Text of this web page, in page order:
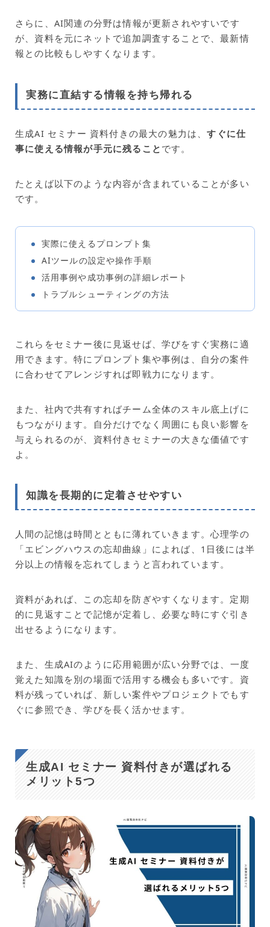
さらに、AI関連の分野は情報が更新されやすいです
が、資料を元にネットで追加調査することで、最新情
報との比較もしやすくなります。
実務に直結する情報を持ち帰れる
生成AI セミナー 資料付きの最大の魅力は、すぐに仕
事に使える情報が手元に残ること です。
たとえば以下のような内容が含まれていることが多い
です。
実際に使えるプロンプト集
AIツールの設定や操作手順
活用事例や成功事例の詳細レポート
トラブルシューティングの方法
これらをセミナー後に見返せば、学びをすぐ実務に適
用できます。特にプロンプト集や事例は、自分の案件
に合わせてアレンジすれば即戦力になります。
また、社内で共有すればチーム全体のスキル底上げに
もつながります。自分だけでなく周囲にも良い影響を
与えられるのが、資料付きセミナーの大きな価値です
よ。
知識を長期的に定着させやすい
人間の記憶は時間とともに薄れていきます。心理学の
「エビングハウスの忘却曲線」によれば、1日後には半
分以上の情報を忘れてしまうと言われています。
資料があれば、この忘却を防ぎやすくなります。定期
的に見返すことで記憶が定着し、必要な時にすぐ引き
出せるようになります。
また、生成AIのように応用範囲が広い分野では、一度
覚えた知識を別の場面で活用する機会も多いです。資
料が残っていれば、新しい案件やプロジェクトでもす
ぐに参照でき、学びを長く活かせます。
生成AI セミナー 資料付きが選ばれる
メリット5つ